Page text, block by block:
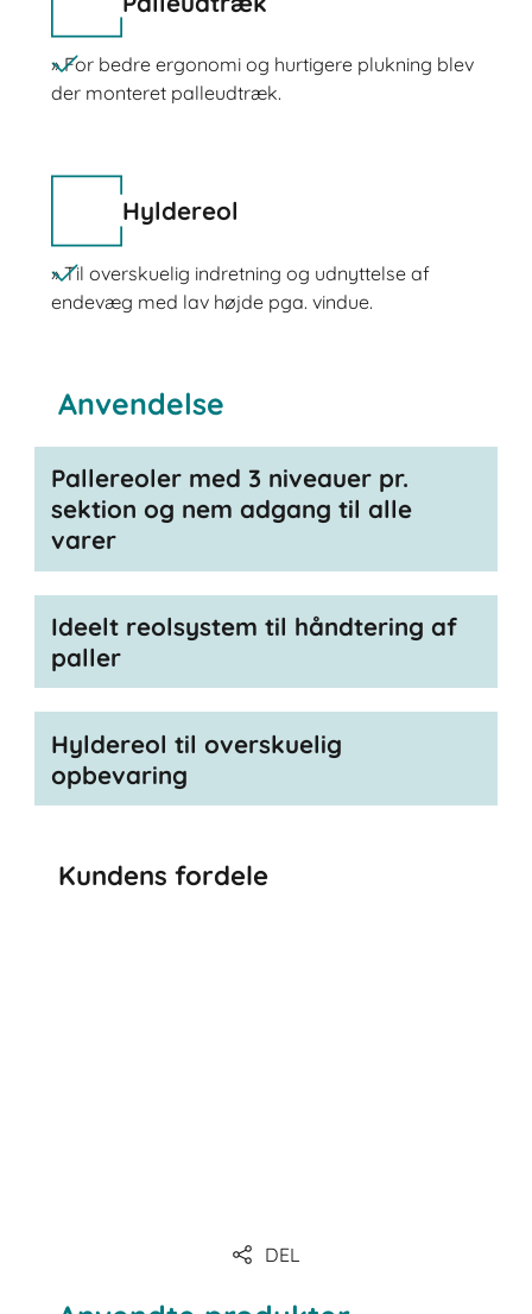
» For bedre ergonomi og hurtigere plukning blev
der monteret palleudtræk.
Hyldereol
» Til overskuelig indretning og udnyttelse af
endevæg med lav højde pga. vindue.
Anvendelse
Pallereoler med 3 niveauer pr.
sektion og nem adgang til alle
varer
Ideelt reolsystem til håndtering af
paller
Hyldereol til overskuelig
opbevaring
Kundens fordele
DEL